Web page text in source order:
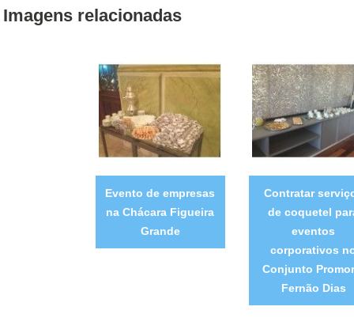
Imagens relacionadas
Evento de empresas
na Chácara Figueira
Grande
Contratar
de coquetel
eventos
corporativos
Conjunto
Fernão Dias